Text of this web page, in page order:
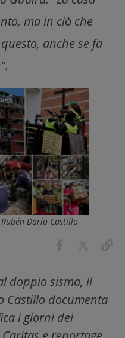
ma in ciò che
anche se fa
Darío Castillo
doppio sisma, il
Castillo documenta
i giorni dei